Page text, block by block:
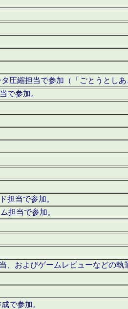
圧縮担当で参加（「ごとうとしあ
で参加。
担当で参加。
担当で参加。
、およびゲームレビューなどの執
で参加。